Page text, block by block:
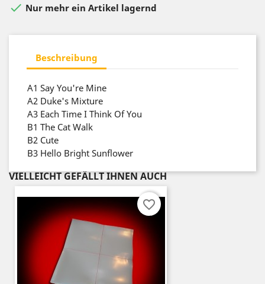
 Nur mehr ein Artikel lagernd
Beschreibung
A1 Say You're Mine
A2 Duke's Mixture
A3 Each Time I Think Of You
B1 The Cat Walk
B2 Cute
B3 Hello Bright Sunflower
VIELLEICHT GEFÄLLT IHNEN AUCH
favorite_border